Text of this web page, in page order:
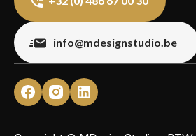
info@mdesignstudio.be